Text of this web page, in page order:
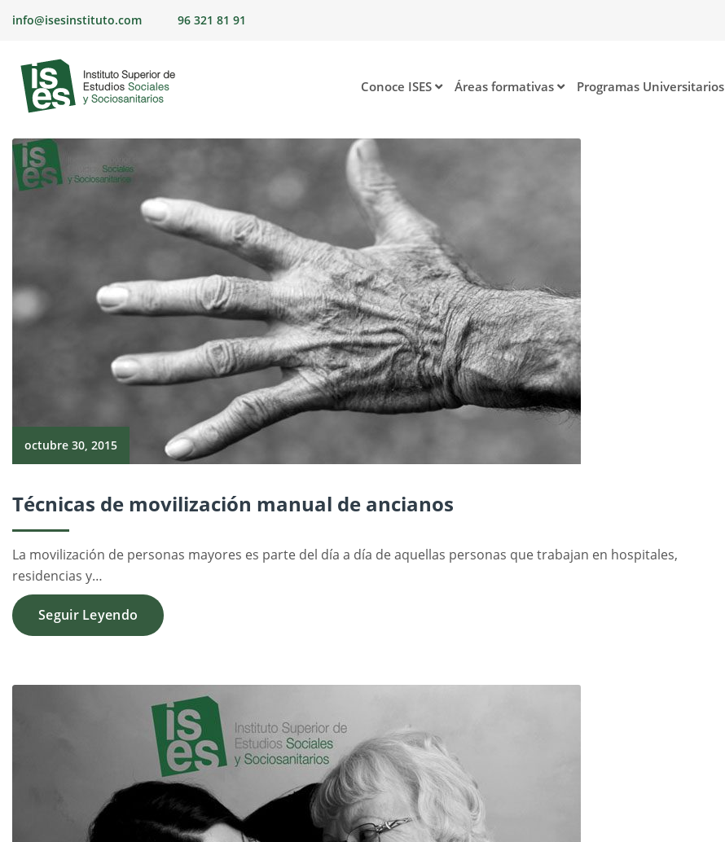
info@isesinstituto.com 96 321 81 91
Conoce ISES Áreas formativas Programas Universitarios
octubre 30, 2015
Técnicas de movilización manual de ancianos
La movilización de personas mayores es parte del día a día de aquellas personas que trabajan en hospitales,
residencias y…
Seguir Leyendo